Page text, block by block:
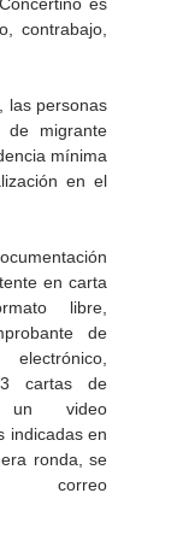
contrabajo,
las personas
de migrante
mínima
en el
en carta
libre,
de
3 cartas de
un video
indicadas en
ronda, se
Inaugura SC la
Expresión Plástica
Cachanilla 2026